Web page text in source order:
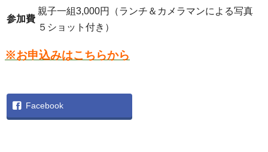
参加費
親子一組3,000円（ランチ＆カメラマンによる写真
５ショット付き）
※お申込みはこちらから
Facebook